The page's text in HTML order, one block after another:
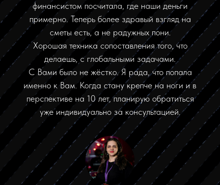
финансистом посчитала, где наши деньги
примерно. Теперь более здравый взгляд на
сметы есть, а не радужных пони.
Хорошая техника сопоставления того, что
делаешь, с глобальными задачами.
С Вами было не жёстко. Я рада, что попала
именно к Вам. Когда стану крепче на ноги и в
перспективе на 10 лет, планирую обратиться
уже индивидуально за консультацией.